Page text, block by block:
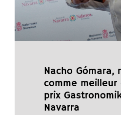
Nacho Gómara,
comme meilleur
prix
Navarra